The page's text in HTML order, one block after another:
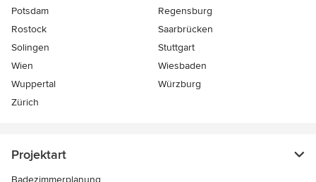
Potsdam
Regensburg
Rostock
Saarbrücken
Solingen
Stuttgart
Wien
Wiesbaden
Wuppertal
Würzburg
Zürich
Projektart
Badezimmerplanung